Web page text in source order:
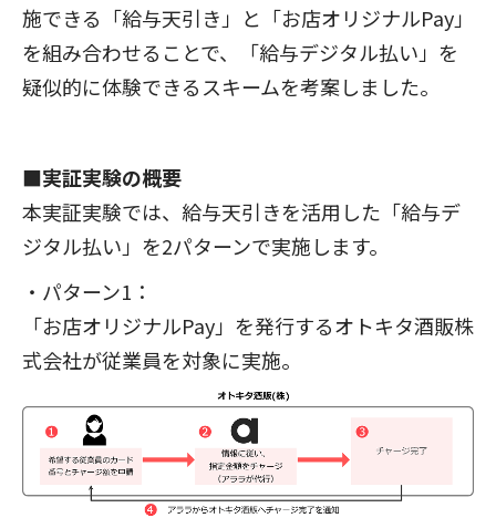
施できる「給与天引き」と「お店オリジナルPay」
を組み合わせることで、「給与デジタル払い」を
疑似的に体験できるスキームを考案しました。
■実証実験の概要
本実証実験では、給与天引きを活用した「給与デ
ジタル払い」を2パターンで実施します。
・パターン1：
「お店オリジナルPay」を発行するオトキタ酒販株
式会社が従業員を対象に実施。